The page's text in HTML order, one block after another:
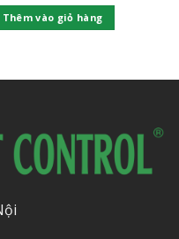
Thêm vào giỏ hàng